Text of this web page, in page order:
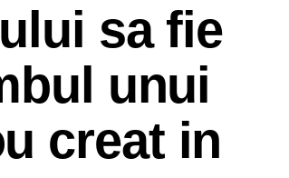
sa fie
unui
creat in